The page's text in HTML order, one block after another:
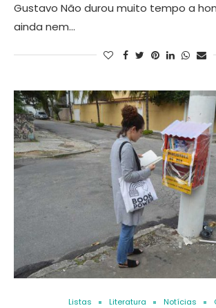
Gustavo Não durou muito tempo a
ainda nem…
Listas Literatura Notícias